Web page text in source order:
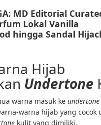
MD Editorial
Lokal Vanilla
hingga Sandal
Hijab
Undertone
warna masuk ke undertone
warna hijab yang cocok
kulit yang dimiliki.